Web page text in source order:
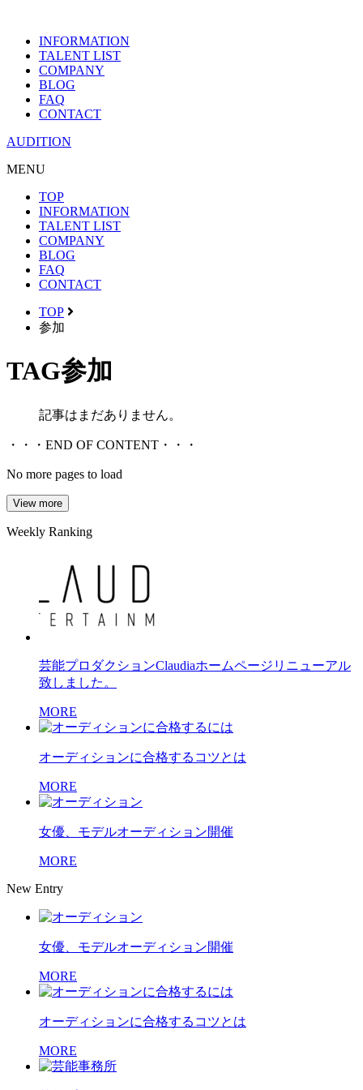
INFORMATION
TALENT LIST
COMPANY
BLOG
FAQ
CONTACT
AUDITION
MENU
TOP
INFORMATION
TALENT LIST
COMPANY
BLOG
FAQ
CONTACT
TOP
参加
TAG参加
記事はまだありません。
・・・END OF CONTENT・・・
No more pages to load
View more
Weekly Ranking
芸能プロダクションClaudiaホームページリニューアル
致しました。
MORE
オーディションに合格するコツとは
MORE
女優、モデルオーディション開催
MORE
New Entry
女優、モデルオーディション開催
MORE
オーディションに合格するコツとは
MORE